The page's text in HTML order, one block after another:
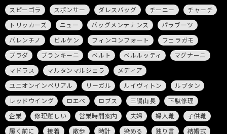
スピーゴラ
スポンサー ダレスバッグ チーニー
チャーチ
トリッカーズ
ニュー バッグメンテナンス
パラブーツ
バレンチノ
ビルケン フィンコンフォート
フェラガモ
プラダ
ブランキーニ ベルト ベルルッティ
マグナーニ
マドラス
マルタンマルジェラ
メディア
ユニオンインペリアル
リーガル ルイヴィトン
ルブタン
レッドウイング
ロエベ ロブス 三陽山長
下駄修理
企業
修理難しい 営業時間案内 夫婦 婦人靴
子供靴
履く前に
接着 散歩 時計 染める 独り言
結婚式